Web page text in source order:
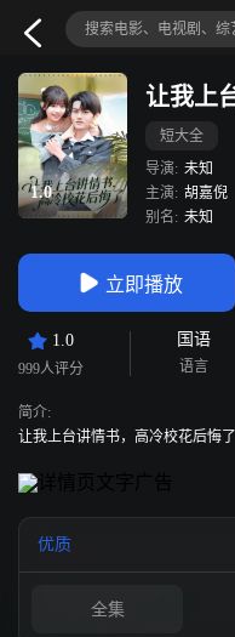
1.0
让我上
短大全
导演: 未知
主演: 胡嘉倪
别名: 未知
立即播放
1.0
999人评分
国语
语言
简介:
让我上台讲情书，高冷校花后悔了
优质
全集